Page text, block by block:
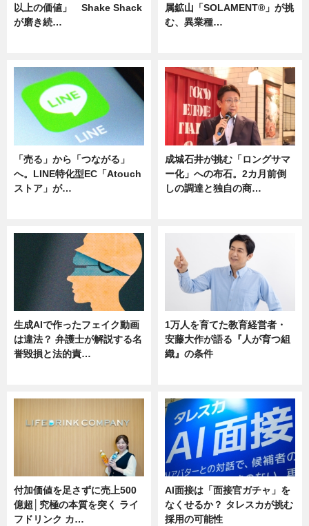
以上の価値」 Shake Shack
が磨き続…
属鉱山「SOLAMENT®」が挑
む、異業種…
「売る」から「つながる」
へ。LINE特化型EC「Atouch
ストア」が…
成城石井が挑む「ロングサマ
ー化」への布石。2カ月前倒
しの調達と独自の商…
生成AIで作ったフェイク動画
は違法？ 弁護士が解説する名
誉毀損と法的責…
1万人を育てた教育経営者・
安藤大作が語る『人が育つ組
織』の条件
付加価値を足さずに売上500
億超│究極の本質を突く ライ
フドリンク カ…
AI面接は「面接官ガチャ」を
なくせるか？ タレスカが挑む
採用の可能性